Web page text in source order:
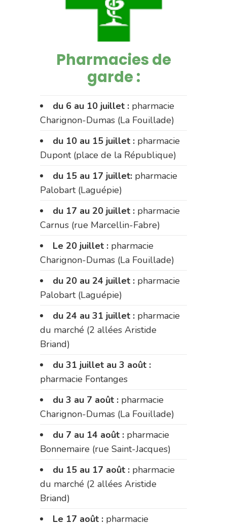
Pharmacies de
garde :
du 6 au 10 juillet : pharmacie
Charignon-Dumas (La Fouillade)
du 10 au 15 juillet : pharmacie
Dupont (place de la République)
du 15 au 17 juillet: pharmacie
Palobart (Laguépie)
du 17 au 20 juillet : pharmacie
Carnus (rue Marcellin-Fabre)
Le 20 juillet : pharmacie
Charignon-Dumas (La Fouillade)
du 20 au 24 juillet : pharmacie
Palobart (Laguépie)
du 24 au 31 juillet : pharmacie
du marché (2 allées Aristide
Briand)
du 31 juillet au 3 août :
pharmacie Fontanges
du 3 au 7 août : pharmacie
Charignon-Dumas (La Fouillade)
du 7 au 14 août : pharmacie
Bonnemaire (rue Saint-Jacques)
du 15 au 17 août : pharmacie
du marché (2 allées Aristide
Briand)
Le 17 août : pharmacie